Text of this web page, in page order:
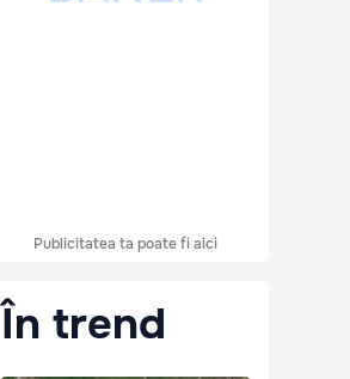
Publicitatea ta poate fi aici
În trend